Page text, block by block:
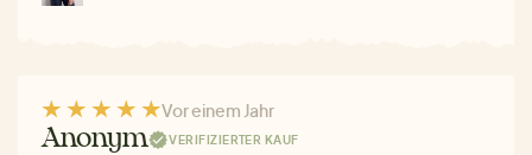
Vor einem Jahr
Anonym VERIFIZIERTER KAUF